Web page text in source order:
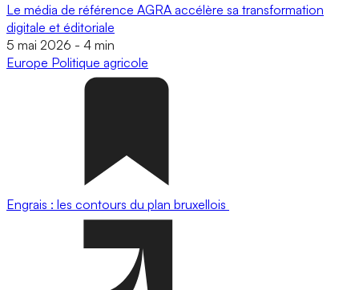
Le média de référence AGRA accélère sa transformation
digitale et éditoriale
5 mai 2026 - 4 min
Europe Politique agricole
Engrais : les contours du plan bruxellois